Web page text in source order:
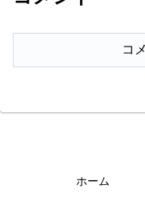
コ
ホーム